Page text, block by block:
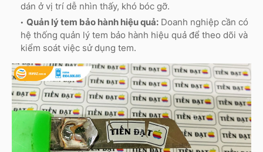
dán ở vị trí dễ nhìn thấy, khó bóc gỡ.
Quản lý tem bảo hành hiệu quả: Doanh nghiệp cần có
hệ thống quản lý tem bảo hành hiệu quả để theo dõi và
kiểm soát việc sử dụng tem.